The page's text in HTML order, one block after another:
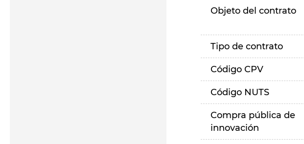
Objeto del contrato
Tipo de contrato
Código CPV
Código NUTS
Compra pública de
innovación